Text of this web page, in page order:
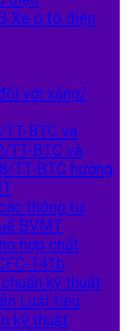
Xe ô tô điện
với xăng/
BTC và
TT-BTC và
TT-BTC hướng
thông tư
BVMT
hợp chất
141b
kỹ thuật
Luật tiêu
kỹ thuật